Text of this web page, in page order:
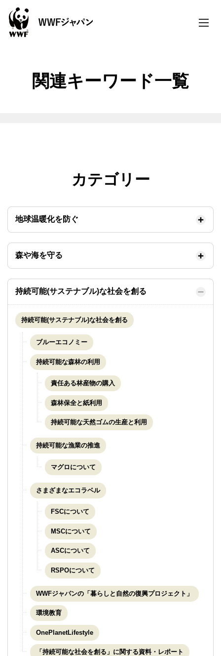
toggle
関連キーワード一覧
カテゴリー
地球温暖化を防ぐ
森や海を守る
持続可能(サステナブル)な社会を創る
持続可能(サステナブル)な社会を創る
ブルーエコノミー
持続可能な森林の利用
責任ある林産物の購入
森林保全と紙利用
持続可能な天然ゴムの生産と利用
持続可能な漁業の推進
マグロについて
さまざまなエコラベル
FSCについて
MSCについて
ASCについて
RSPOについて
WWFジャパンの「暮らしと自然の復興プロジェクト」
環境教育
OnePlanetLifestyle
「持続可能な社会を創る」に関する資料・レポート